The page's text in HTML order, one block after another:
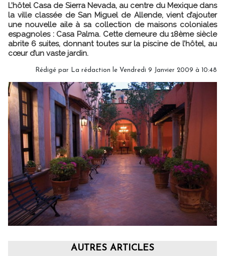
L’hôtel Casa de Sierra Nevada, au centre du Mexique dans
la ville classée de San Miguel de Allende, vient d’ajouter
une nouvelle aile à sa collection de maisons coloniales
espagnoles : Casa Palma. Cette demeure du 18ème siècle
abrite 6 suites, donnant toutes sur la piscine de l’hôtel, au
cœur d’un vaste jardin.
Rédigé par La rédaction le Vendredi 9 Janvier 2009 à 10:48
AUTRES ARTICLES